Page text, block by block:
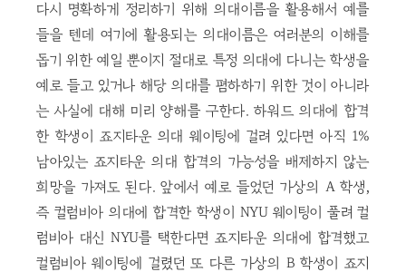
다시 명확하게 정리하기 위해 의대이름을 활용해서 예를
들을 텐데 여기에 활용되는 의대이름은 여러분의 이해를
돕기 위한 예일 뿐이지 절대로 특정 의대에 다니는 학생을
예로 들고 있거나 해당 의대를 폄하하기 위한 것이 아니라
는 사실에 대해 미리 양해를 구한다. 하워드 의대에 합격
한 학생이 죠지타운 의대 웨이팅에 걸려 있다면 아직 1%
남아있는 죠지타운 의대 합격의 가능성을 배제하지 않는
희망을 가져도 된다. 앞에서 예로 들었던 가상의 A 학생,
즉 컬럼비아 의대에 합격한 학생이 NYU 웨이팅이 풀려 컬
럼비아 대신 NYU를 택한다면 죠지타운 의대에 합격했고
컬럼비아 웨이팅에 걸렸던 또 다른 가상의 B 학생이 죠지